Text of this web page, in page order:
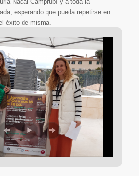
Nadal Camprubí y a toda la
esperando que pueda repetirse en
éxito de misma.